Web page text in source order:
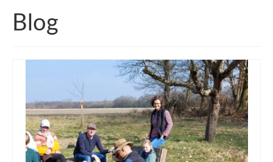
Bauanleitungen
Lastenanhänger-Modelle & -Module
Ersatzteilbörse & Eure Projekte
Blog
Blog